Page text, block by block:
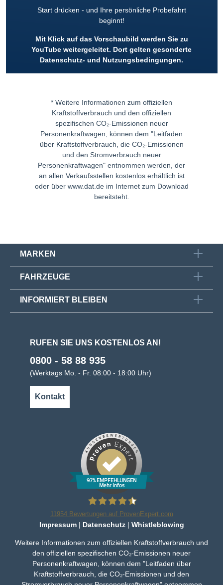
Start drücken - und Ihre persönliche Probefahrt
beginnt!
Mit Klick auf das Vorschaubild werden Sie zu
YouTube weitergeleitet. Dort gelten gesonderte
Datenschutz- und Nutzungsbedingungen.
* Weitere Informationen zum offiziellen
Kraftstoffverbrauch und den offiziellen
spezifischen CO₂-Emissionen neuer
Personenkraftwagen, können dem "Leitfaden
über Kraftstoffverbrauch, die CO₂-Emissionen
und den Stromverbrauch neuer
Personenkraftwagen" entnommen werden, der
an allen Verkaufsstellen kostenlos erhältlich ist
oder über www.dat.de im Internet zum Download
bereitsteht.
MARKEN
FAHRZEUGE
INFORMIERT BLEIBEN
RUFEN SIE UNS KOSTENLOS AN!
0800 - 58 88 935
(Werktags Mo. - Fr. 08:00 - 18:00 Uhr)
Kontakt
97% EMPFEHLUNGEN
Mehr Infos
Bleker Gruppe
11954Bewertungen auf ProvenExpert.com
Impressum| Datenschutz| Whistleblowing
Weitere Informationen zum offiziellen Kraftstoffverbrauch und
den offiziellen spezifischen CO₂-Emissionen neuer
Personenkraftwagen, können dem "Leitfaden über
Kraftstoffverbrauch, die CO₂-Emissionen und den